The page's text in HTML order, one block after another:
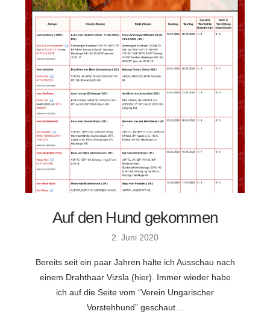
Auf den Hund gekommen
2. Juni 2020
Bereits seit ein paar Jahren halte ich Ausschau nach
einem Drahthaar Vizsla (hier). Immer wieder habe
ich auf die Seite vom “Verein Ungarischer
Vorstehhund” geschaut…